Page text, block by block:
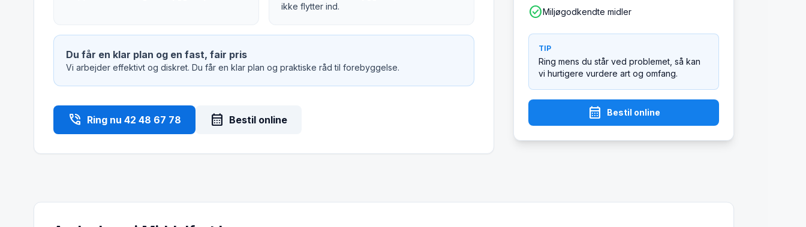
ikke flytter ind.
Du får en klar plan og en fast, fair pris
Vi arbejder effektivt og diskret. Du får en klar plan og praktiske råd til forebyggelse.
phone_in_talk Ring nu 42 48 67 78 calendar_month Bestil online
check_circleMiljøgodkendte midler
TIP
Ring mens du står ved problemet, så kan
vi hurtigere vurdere art og omfang.
calendar_month Bestil online